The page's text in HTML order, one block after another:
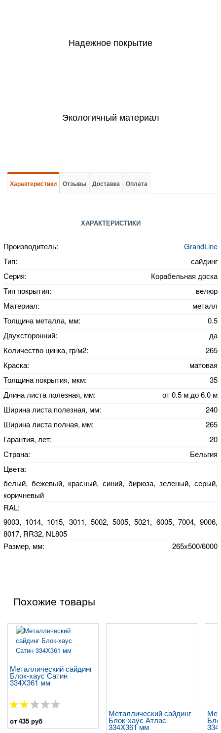
Надежное покрытие
Экологичный материал
Характеристики Отзывы Доставка Оплата
ХАРАКТЕРИСТИКИ
Производитель:
GrandLine
Тип:
сайдинг
Серия:
Корабельная доска
Тип покрытия:
велюр
Материал:
металл
Толщина металла, мм:
0.5
Двухсторонний:
да
Количество цинка, гр/м2:
265
Краска:
матовая
Толщина покрытия, мкм:
35
Длина листа полезная, мм:
от 0.5 м до 6.0 м
Ширина листа полезная, мм:
240
Ширина листа полная, мм:
265
Гарантия, лет:
20
Страна:
Бельгия
Цвета:
белый, бежевый, красный, синий, бирюза, зеленый, серый,
коричневый
RAL:
9003, 1014, 1015, 3011, 5002, 5005, 5021, 6005, 7004, 9006,
8017, RR32, NL805
Размер, мм:
265x500/6000
Похожие товары
Металлический сайдинг
Блок-хаус Сатин
334X361 мм
от 435 руб
Металлический сайдинг
Блок-хаус Атлас
334X361 мм